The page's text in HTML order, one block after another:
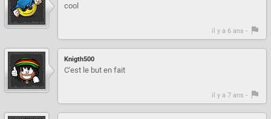
cool
il y a 6 ans -
Knigth500
C'est le but en fait
il y a 7 ans -